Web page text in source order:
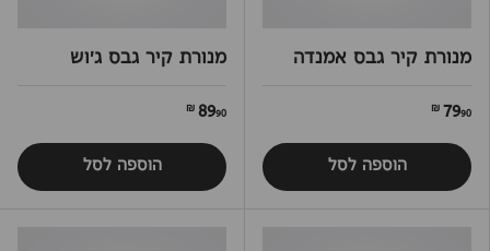
מנורת קיר גבס אמנדה
7990 ₪
הוספה לסל
מנורת קיר גבס ג'וש
8990 ₪
הוספה לסל